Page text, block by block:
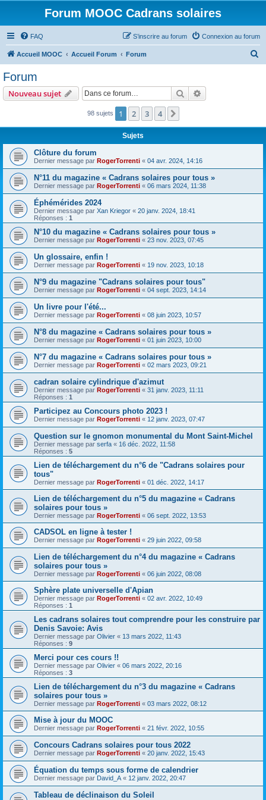
Forum MOOC Cadrans solaires
FAQ Connexion au forum
S’inscrire au forum
Accueil MOOC Accueil Forum Forum
e
Forum
Nouveau sujet Rechercher
98 sujets 1 2 3 4
Sujets
Clôture du forum
Dernier message par RogerTorrenti « 04 avr. 2024, 14:16
N°11 du magazine « Cadrans solaires pour tous »
Dernier message par RogerTorrenti « 06 mars 2024, 11:38
Éphémérides 2024
Dernier message par Xan Kriegor « 20 janv. 2024, 18:41
Réponses : 1
N°10 du magazine « Cadrans solaires pour tous »
Dernier message par RogerTorrenti « 23 nov. 2023, 07:45
Un glossaire, enfin !
Dernier message par RogerTorrenti « 19 nov. 2023, 10:18
N°9 du magazine "Cadrans solaires pour tous"
Dernier message par RogerTorrenti « 04 sept. 2023, 14:14
Un livre pour l'été...
Dernier message par RogerTorrenti « 08 juin 2023, 10:57
N°8 du magazine « Cadrans solaires pour tous »
Dernier message par RogerTorrenti « 01 juin 2023, 10:00
N°7 du magazine « Cadrans solaires pour tous »
Dernier message par RogerTorrenti « 02 mars 2023, 09:21
cadran solaire cylindrique d'azimut
Dernier message par RogerTorrenti « 31 janv. 2023, 11:11
Réponses : 1
Participez au Concours photo 2023 !
Dernier message par RogerTorrenti « 12 janv. 2023, 07:47
Question sur le gnomon monumental du Mont Saint-Michel
Dernier message par serfa « 16 déc. 2022, 11:58
Réponses : 5
Lien de téléchargement du n°6 de "Cadrans solaires pour
tous"
Dernier message par RogerTorrenti « 01 déc. 2022, 14:17
Lien de téléchargement du n°5 du magazine « Cadrans
solaires pour tous »
Dernier message par RogerTorrenti « 06 sept. 2022, 13:53
CADSOL en ligne à tester !
Dernier message par RogerTorrenti « 29 juin 2022, 09:58
Lien de téléchargement du n°4 du magazine « Cadrans
solaires pour tous »
Dernier message par RogerTorrenti « 06 juin 2022, 08:08
Sphère plate universelle d'Apian
Dernier message par RogerTorrenti « 02 avr. 2022, 10:49
Réponses : 1
Les cadrans solaires tout comprendre pour les construire par
Denis Savoie: Avis
Dernier message par Olivier « 13 mars 2022, 11:43
Réponses : 9
Merci pour ces cours !!
Dernier message par Olivier « 06 mars 2022, 20:16
Réponses : 3
Lien de téléchargement du n°3 du magazine « Cadrans
solaires pour tous »
Dernier message par RogerTorrenti « 03 mars 2022, 08:12
Mise à jour du MOOC
Dernier message par RogerTorrenti « 21 févr. 2022, 10:55
Concours Cadrans solaires pour tous 2022
Dernier message par RogerTorrenti « 20 janv. 2022, 15:43
Équation du temps sous forme de calendrier
Dernier message par David_A « 12 janv. 2022, 20:47
Tableau de déclinaison du Soleil